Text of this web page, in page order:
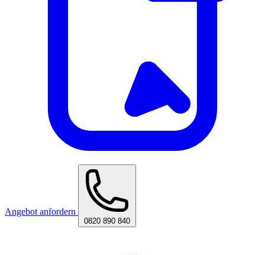
Angebot anfordern
0820 890 840